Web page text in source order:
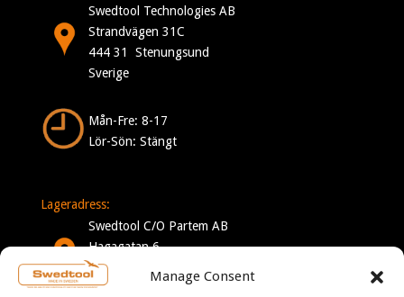
Manage Consent
Swedtool Technologies AB
Strandvägen 31C
444 31 Stenungsund
Sverige
Mån-Fre: 8-17
Lör-Sön: Stängt
Lageradress:
Swedtool C/O Partem AB
Hagagatan 6
332 35 Gislaved
Sverige